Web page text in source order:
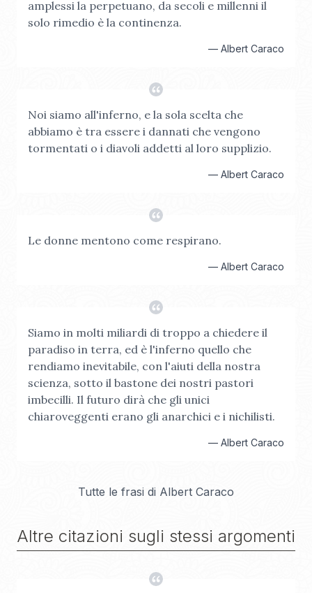
amplessi la perpetuano, da secoli e millenni il
solo rimedio è la continenza.
— Albert Caraco
Noi siamo all'inferno, e la sola scelta che
abbiamo è tra essere i dannati che vengono
tormentati o i diavoli addetti al loro supplizio.
— Albert Caraco
Le donne mentono come respirano.
— Albert Caraco
Siamo in molti miliardi di troppo a chiedere il
paradiso in terra, ed è l'inferno quello che
rendiamo inevitabile, con l'aiuti della nostra
scienza, sotto il bastone dei nostri pastori
imbecilli. Il futuro dirà che gli unici
chiaroveggenti erano gli anarchici e i nichilisti.
— Albert Caraco
Tutte le frasi di Albert Caraco
Altre citazioni sugli stessi argomenti